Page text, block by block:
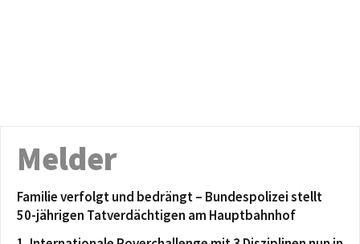
Melder
Familie verfolgt und bedrängt – Bundespolizei stellt
50-jährigen Tatverdächtigen am Hauptbahnhof